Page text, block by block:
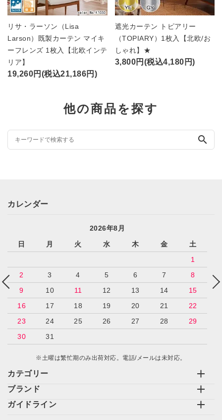
リサ・ラーソン（Lisa
Larson）既製カーテン マイキ
ーフレンズ 1枚入【北欧インテ
リア】
19,260円(税込21,186円)
遮光カーテン トピアリー
（TOPIARY）1枚入【北欧/お
しゃれ】★
3,800円(税込4,180円)
他の商品を探す
search
カテゴリー
ブランド
ガイドライン
カレンダー
2026年8月
日
月 火 水 木 金
土
1
2
3 4 5 6 7
8
9
10 11 12 13 14
15
16
17 18 19 20 21
22
23
24 25 26 27 28
29
30
31
※土曜は繁忙期のみ出荷対応。電話/メールは未対応。